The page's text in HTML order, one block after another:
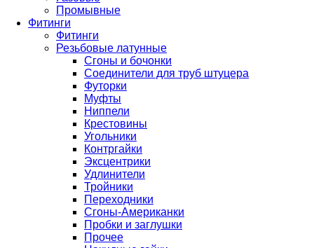
Промывные
Фитинги
Фитинги
Резьбовые латунные
Сгоны и бочонки
Соединители для труб штуцера
Футорки
Муфты
Ниппели
Крестовины
Угольники
Контргайки
Эксцентрики
Удлинители
Тройники
Переходники
Сгоны-Американки
Пробки и заглушки
Прочее